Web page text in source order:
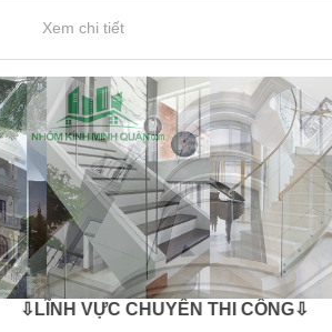
Xem chi tiết
⇩LĨNH VỰC CHUYÊN THI CÔNG⇩